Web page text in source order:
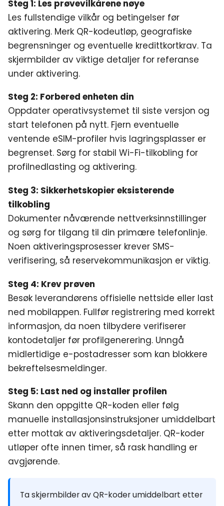
Steg 1: Les prøvevilkårene nøye
Les fullstendige vilkår og betingelser før
aktivering. Merk QR-kodeutløp, geografiske
begrensninger og eventuelle kredittkortkrav. Ta
skjermbilder av viktige detaljer for referanse
under aktivering.
Steg 2: Forbered enheten din
Oppdater operativsystemet til siste versjon og
start telefonen på nytt. Fjern eventuelle
ventende eSIM-profiler hvis lagringsplasser er
begrenset. Sørg for stabil Wi-Fi-tilkobling for
profilnedlasting og aktivering.
Steg 3: Sikkerhetskopier eksisterende
tilkobling
Dokumenter nåværende nettverksinnstillinger
og sørg for tilgang til din primære telefonlinje.
Noen aktiveringsprosesser krever SMS-
verifisering, så reservekommunikasjon er viktig.
Steg 4: Krev prøven
Besøk leverandørens offisielle nettside eller last
ned mobilappen. Fullfør registrering med korrekt
informasjon, da noen tilbydere verifiserer
kontodetaljer før profilgenerering. Unngå
midlertidige e-postadresser som kan blokkere
bekreftelsesmeldinger.
Steg 5: Last ned og installer profilen
Skann den oppgitte QR-koden eller følg
manuelle installasjonsinstruksjoner umiddelbart
etter mottak av aktiveringsdetaljer. QR-koder
utløper ofte innen timer, så rask handling er
avgjørende.
Ta skjermbilder av QR-koder umiddelbart etter